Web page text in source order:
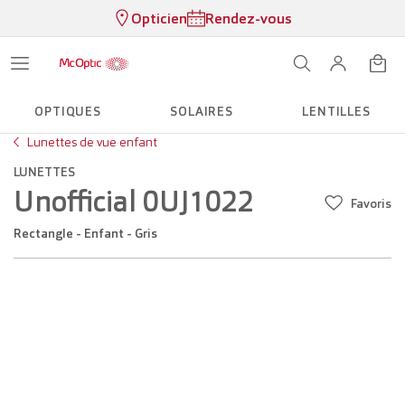
Opticien Rendez-vous
OPTIQUES SOLAIRES
LENTILLES
Lunettes de vue enfant
LUNETTES
Unofficial 0UJ1022
Rectangle - Enfant - Gris
Favoris